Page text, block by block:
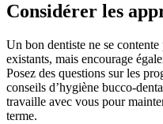
Considérer les
Un bon dentiste ne se
existants, mais encourage
Posez des questions sur les
conseils d’hygiène bucco-
travaille avec vous pour
terme.